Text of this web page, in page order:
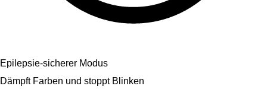
Epilepsie-sicherer Modus
Dämpft Farben und stoppt Blinken